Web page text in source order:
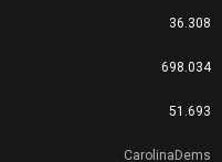
36.308
698.034
51.693
CarolinaDems